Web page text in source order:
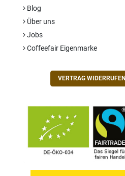
Blog
Über uns
Jobs
Coffeefair Eigenmarke
VERTRAG WIDERRUFEN